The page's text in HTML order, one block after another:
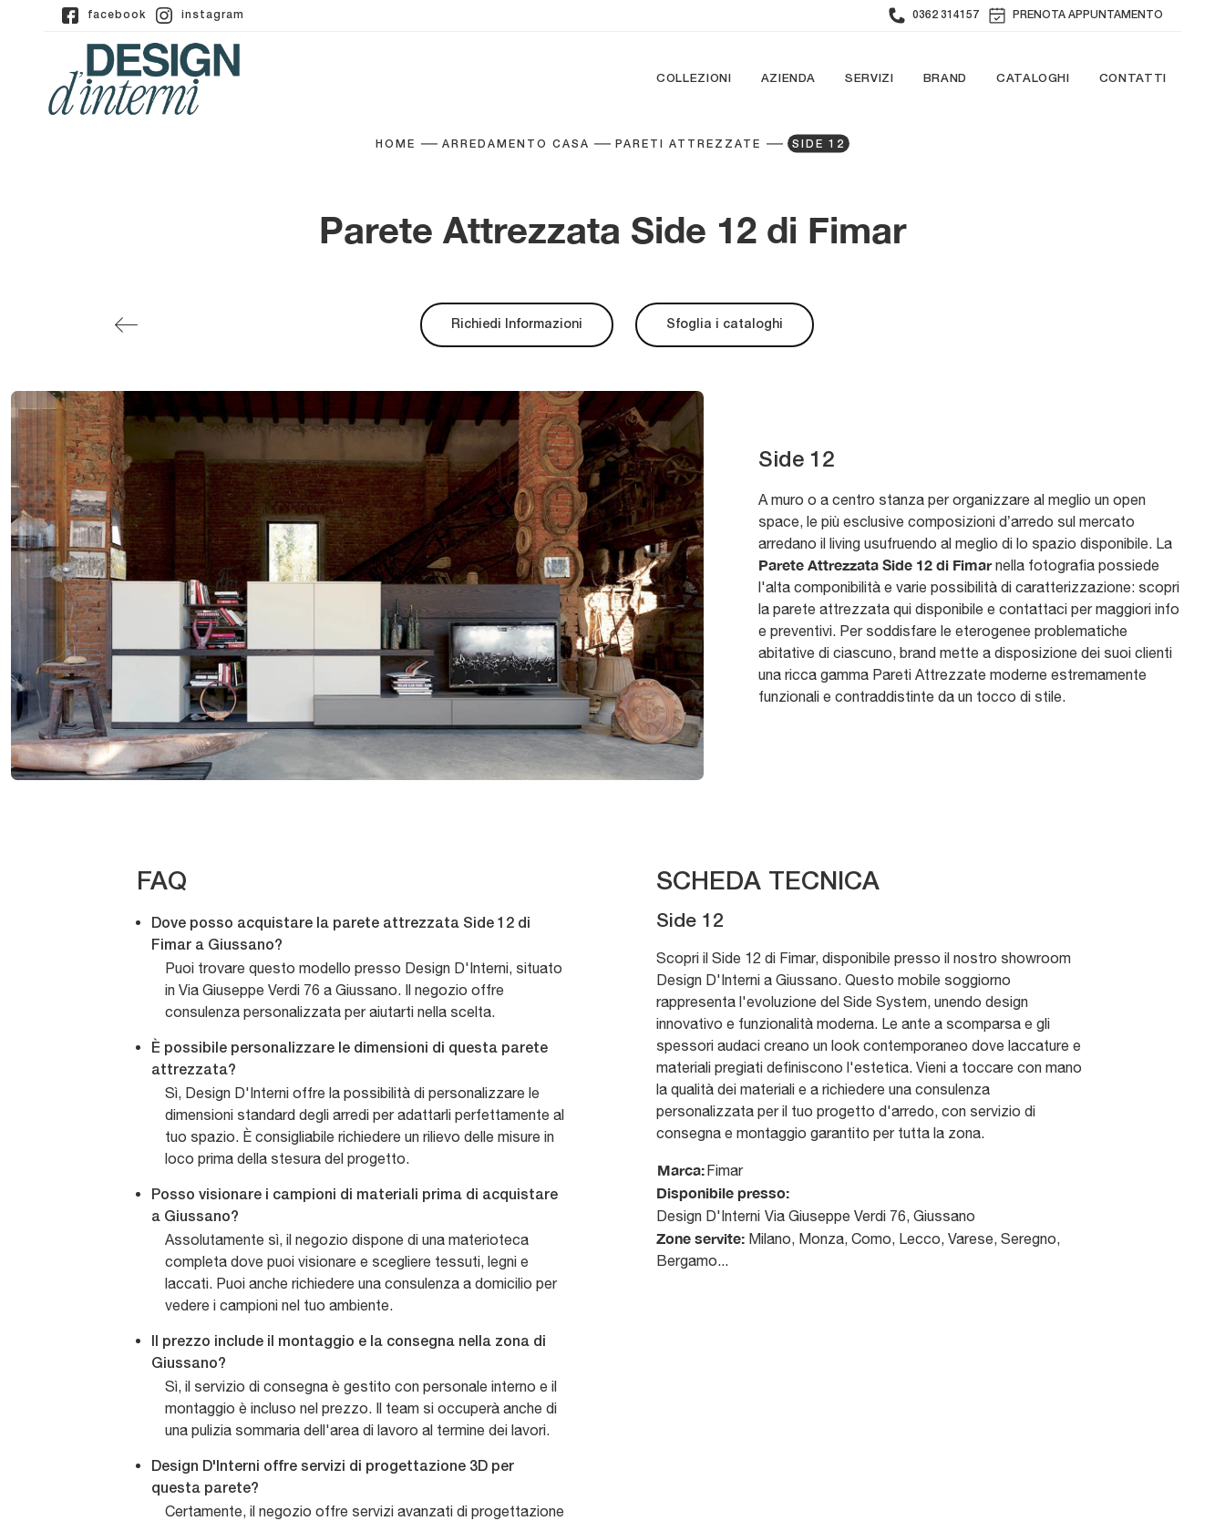
facebook instagram 0362 314157 PRENOTA APPUNTAMENTO
COLLEZIONI AZIENDA SERVIZI BRAND CATALOGHI CONTATTI
HOME ARREDAMENTO CASA PARETI ATTREZZATE SIDE 12
Parete Attrezzata Side 12 di Fimar
Richiedi Informazioni Sfoglia i cataloghi
Side 12
A muro o a centro stanza per organizzare al meglio un open
space, le più esclusive composizioni d’arredo sul mercato
arredano il living usufruendo al meglio di lo spazio disponibile. La
Parete Attrezzata Side 12 di Fimarnella fotografia possiede
l'alta componibilità e varie possibilità di caratterizzazione: scopri
la parete attrezzata qui disponibile e contattaci per maggiori info
e preventivi. Per soddisfare le eterogenee problematiche
abitative di ciascuno, brand mette a disposizione dei suoi clienti
una ricca gamma Pareti Attrezzate moderne estremamente
funzionali e contraddistinte da un tocco di stile.
FAQ
Dove posso acquistare la parete attrezzata Side 12 di
Fimar a Giussano?
Puoi trovare questo modello presso Design D'Interni, situato
in Via Giuseppe Verdi 76 a Giussano. Il negozio offre
consulenza personalizzata per aiutarti nella scelta.
È possibile personalizzare le dimensioni di questa parete
attrezzata?
Sì, Design D'Interni offre la possibilità di personalizzare le
dimensioni standard degli arredi per adattarli perfettamente al
tuo spazio. È consigliabile richiedere un rilievo delle misure in
loco prima della stesura del progetto.
Posso visionare i campioni di materiali prima di acquistare
a Giussano?
Assolutamente sì, il negozio dispone di una materioteca
completa dove puoi visionare e scegliere tessuti, legni e
laccati. Puoi anche richiedere una consulenza a domicilio per
vedere i campioni nel tuo ambiente.
Il prezzo include il montaggio e la consegna nella zona di
Giussano?
Sì, il servizio di consegna è gestito con personale interno e il
montaggio è incluso nel prezzo. Il team si occuperà anche di
una pulizia sommaria dell'area di lavoro al termine dei lavori.
Design D'Interni offre servizi di progettazione 3D per
questa parete?
Certamente, il negozio offre servizi avanzati di progettazione
SCHEDA TECNICA
Side 12
Scopri il Side 12 di Fimar, disponibile presso il nostro showroom
Design D'Interni a Giussano. Questo mobile soggiorno
rappresenta l'evoluzione del Side System, unendo design
innovativo e funzionalità moderna. Le ante a scomparsa e gli
spessori audaci creano un look contemporaneo dove laccature e
materiali pregiati definiscono l'estetica. Vieni a toccare con mano
la qualità dei materiali e a richiedere una consulenza
personalizzata per il tuo progetto d'arredo, con servizio di
consegna e montaggio garantito per tutta la zona.
Marca:Fimar
Disponibile presso:
Design D'Interni Via Giuseppe Verdi 76, Giussano
Zone servite: Milano, Monza, Como, Lecco, Varese, Seregno,
Bergamo...